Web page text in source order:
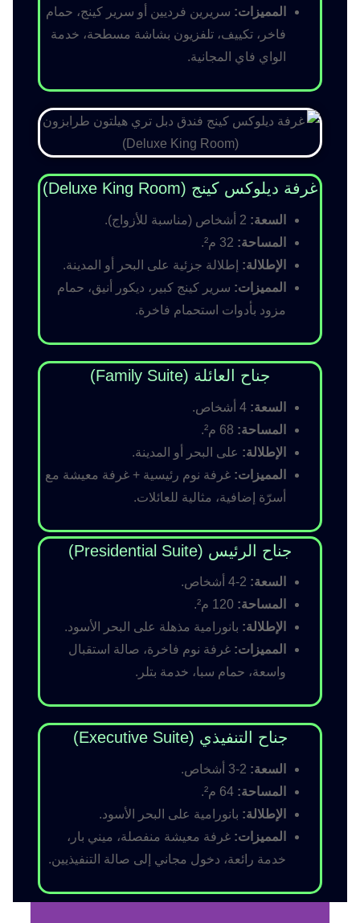
المميزات: سريرين فرديين أو سرير كينج، حمام
فاخر، تكييف، تلفزيون بشاشة مسطحة، خدمة
الواي فاي المجانية.
غرفة ديلوكس كينج (Deluxe King Room)
السعة:
المساحة:
الإطلالة: إطلالة جزئية على البحر أو المدينة.
المميزات: سرير كينج كبير، ديكور أنيق، حمام
مزود بأدوات استحمام فاخرة.
جناح العائلة (Family Suite)
السعة:
المساحة:
الإطلالة: على البحر أو المدينة.
المميزات: غرفة نوم رئيسية + غرفة معيشة مع
أسرّة إضافية، مثالية للعائلات.
جناح الرئيس (Presidential Suite)
السعة:
المساحة:
الإطلالة: بانورامية مذهلة على البحر الأسود.
المميزات: غرفة نوم فاخرة، صالة استقبال
واسعة، حمام سبا، خدمة بتلر.
جناح التنفيذي (Executive Suite)
السعة:
المساحة:
الإطلالة: بانورامية على البحر الأسود.
المميزات: غرفة معيشة منفصلة، ميني بار،
خدمة رائعة، دخول مجاني إلى صالة التنفيذيين.